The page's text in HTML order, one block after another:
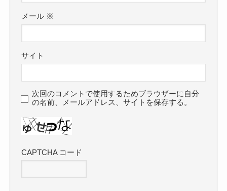
メール ※
サイト
次回のコメントで使用するためブラウザーに自分
の名前、メールアドレス、サイトを保存する。
CAPTCHA コード